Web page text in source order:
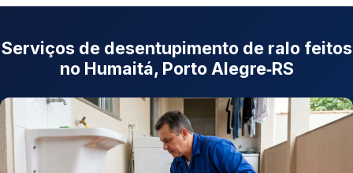
Serviços de desentupimento de ralo feitos
no Humaitá, Porto Alegre‑RS